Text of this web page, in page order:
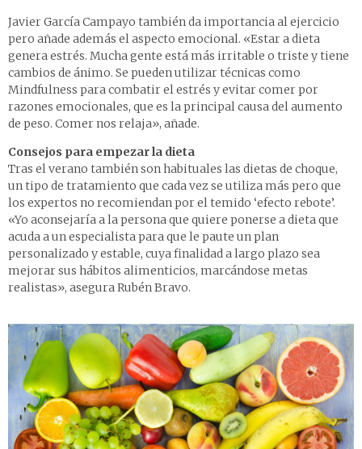
Javier García Campayo también da importancia al ejercicio
pero añade además el aspecto emocional. «Estar a dieta
genera estrés. Mucha gente está más irritable o triste y tiene
cambios de ánimo. Se pueden utilizar técnicas como
Mindfulness para combatir el estrés y evitar comer por
razones emocionales, que es la principal causa del aumento
de peso. Comer nos relaja», añade.
Consejos para empezar la dieta
Tras el verano también son habituales las dietas de choque,
un tipo de tratamiento que cada vez se utiliza más pero que
los expertos no recomiendan por el temido ‘efecto rebote’.
«Yo aconsejaría a la persona que quiere ponerse a dieta que
acuda a un especialista para que le paute un plan
personalizado y estable, cuya finalidad a largo plazo sea
mejorar sus hábitos alimenticios, marcándose metas
realistas», asegura Rubén Bravo.